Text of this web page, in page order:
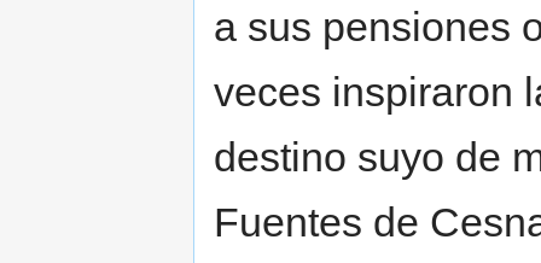
a sus pensiones
veces inspiraron
destino suyo de
Fuentes de